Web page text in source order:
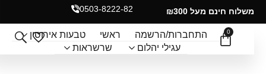
משלוח חינם מעל ₪300 0503-8222-82
התחברות/הרשמה ראשי
טבעות אירוסין
עגילי יהלום
שרשראות
0